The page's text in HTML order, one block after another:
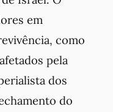
em
como
pela
dos
do